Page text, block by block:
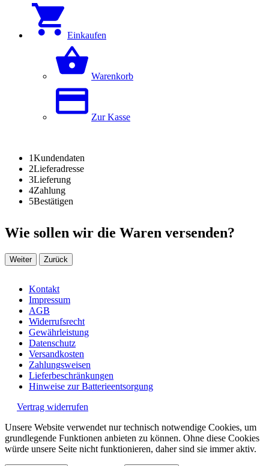
Einkaufen
Warenkorb
Zur Kasse
1Kundendaten
2Lieferadresse
3Lieferung
4Zahlung
5Bestätigen
Wie sollen wir die Waren versenden?
Weiter Zurück
Kontakt
Impressum
AGB
Widerrufsrecht
Gewährleistung
Datenschutz
Versandkosten
Zahlungsweisen
Lieferbeschränkungen
Hinweise zur Batterieentsorgung
Vertrag widerrufen
Unsere Website verwendet nur technisch notwendige Cookies, um
grundlegende Funktionen anbieten zu können. Ohne diese Cookies
würde unsere Seite nicht funktionieren, daher sind sie immer aktiv.